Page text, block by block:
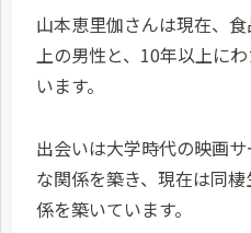
山本恵里伽さんは現在、
上の男性と、10年以上に
います。
出会いは大学時代の映画
な関係を築き、現在は同
係を築いています。